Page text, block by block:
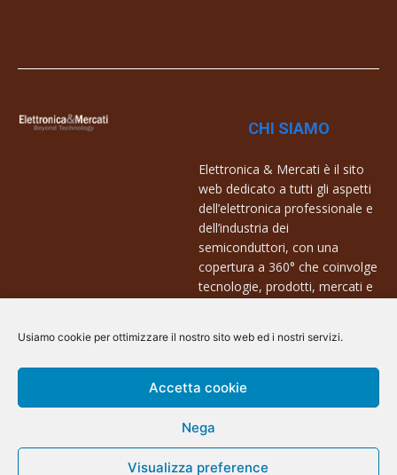
Usiamo cookie per ottimizzare il nostro sito web ed i nostri servizi.
Accetta cookie
Nega
Visualizza preference
CHI SIAMO
Elettronica & Mercati è il sito
web dedicato a tutti gli aspetti
dell’elettronica professionale e
dell’industria dei
semiconduttori, con una
copertura a 360° che coinvolge
tecnologie, prodotti, mercati e
Contatti:
info@arscommunication.it
@ArsCommunication 2023